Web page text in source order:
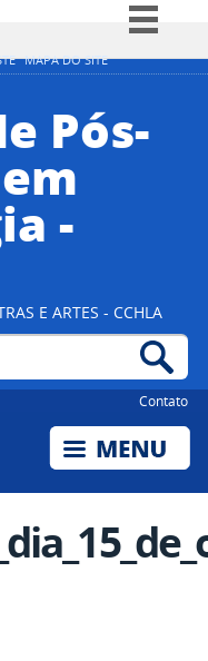
MAPA DO SITE
Simplifique!
Participe
Legislação
Canais
Pós-
-
E ARTES - CCHLA
Contato